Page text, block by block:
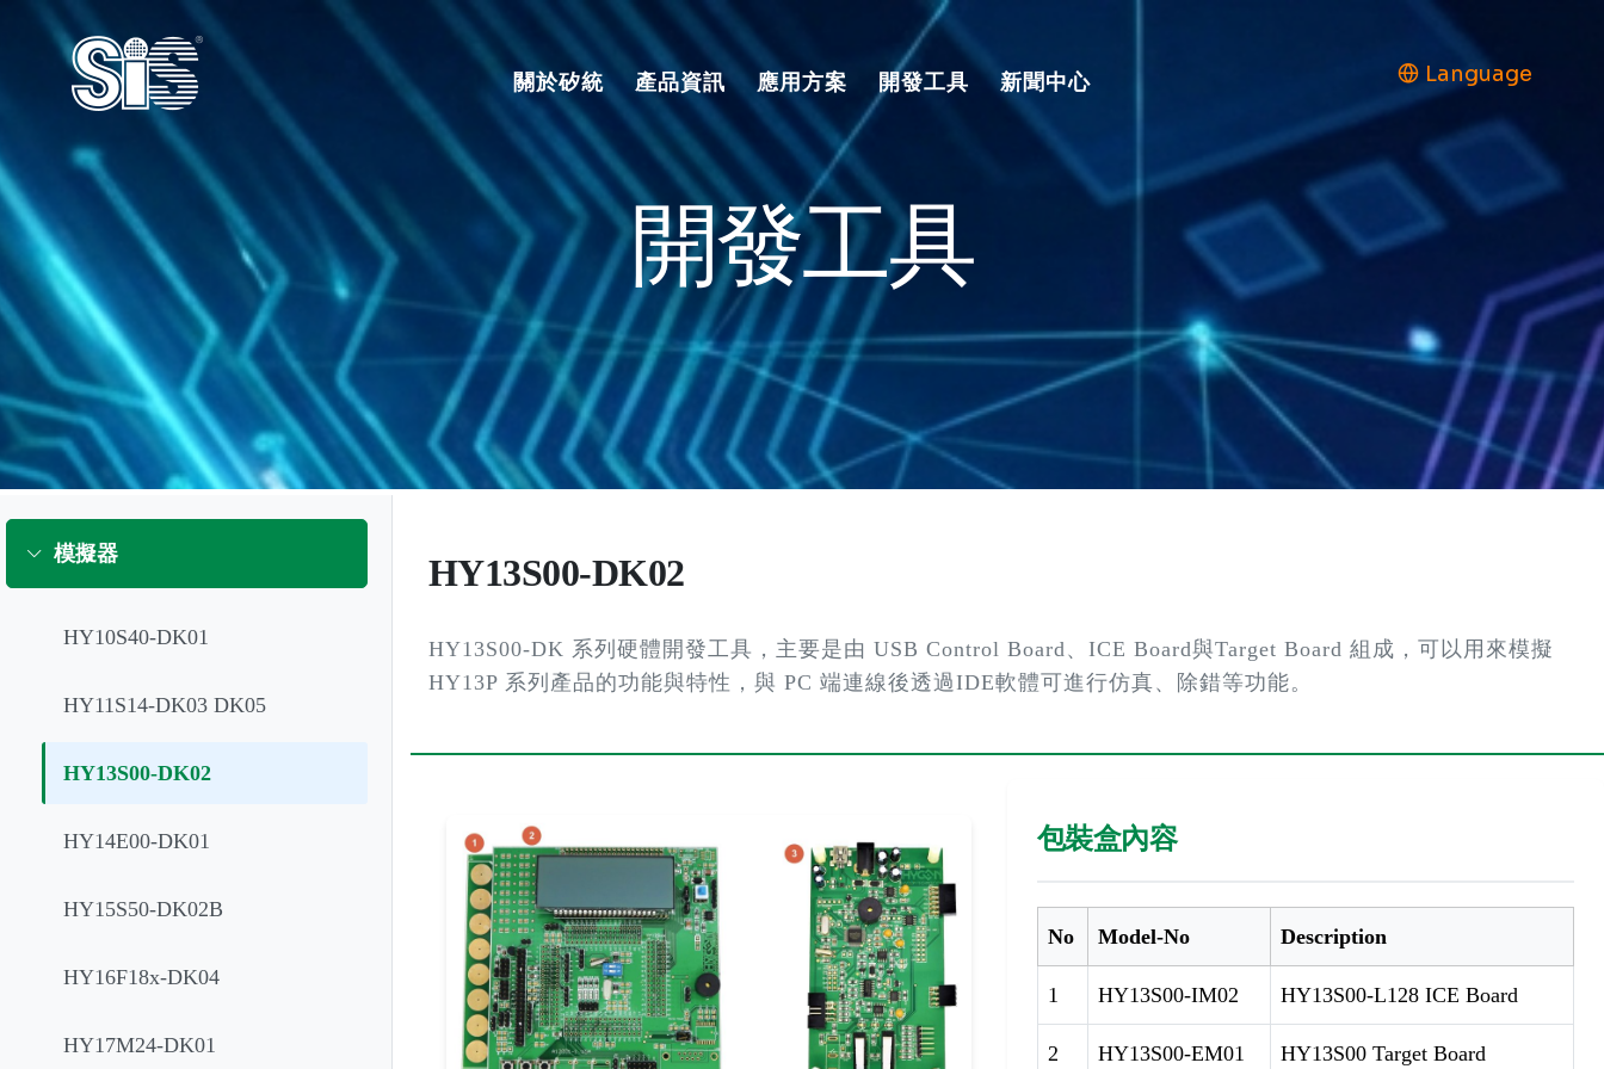
關於矽統 產品資訊 應用方案 開發工具 新聞中心 Language
開發工具
模擬器
HY10S40-DK01
HY11S14-DK03 DK05
HY13S00-DK02
HY14E00-DK01
HY15S50-DK02B
HY16F18x-DK04
HY17M24-DK01
HY13S00-DK02
HY13S00-DK 系列硬體開發工具，主要是由 USB Control Board、ICE Board與Target Board 組成，可以用來模擬
HY13P 系列產品的功能與特性，與 PC 端連線後透過IDE軟體可進行仿真、除錯等功能。
包裝盒內容
No Model-No Description
1 HY13S00-IM02 HY13S00-L128 ICE Board
2 HY13S00-EM01 HY13S00 Target Board